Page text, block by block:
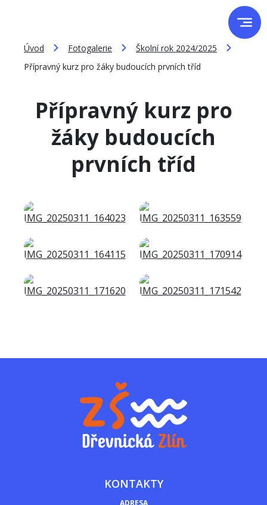
Úvod Fotogalerie
Školní rok 2024/2025
Přípravný kurz pro žáky budoucích prvních tříd
Přípravný kurz pro
žáky budoucích
prvních tříd
KONTAKTY
ADRESA